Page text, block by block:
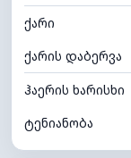
განათების
ღრუბლის
ქარი
ქარის დაბერვა
ჰაერის ხარისხი
ტენიანობა